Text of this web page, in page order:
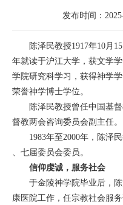
发布时间：
陈泽民教授1917年10月
年就读于沪江大学，获文学
学院研究科学习，获得神学
荣誉神学博士学位。
陈泽民教授曾任中国基
督教两会咨询委员会副主任。
1983年至2000年，陈泽
、七届委员会委员。
信仰虔诚，服务社会
于金陵神学院毕业后，
康医院工作，任宗教社会服